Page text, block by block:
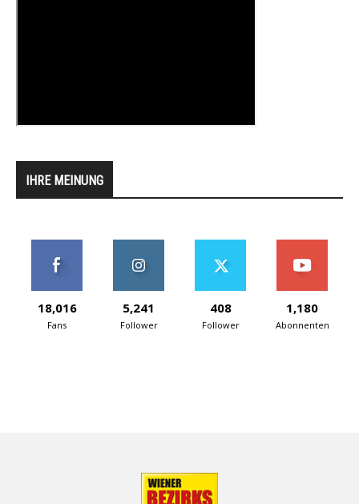
IHRE MEINUNG
18,016
Fans
5,241
Follower
408
Follower
1,180
Abonnenten